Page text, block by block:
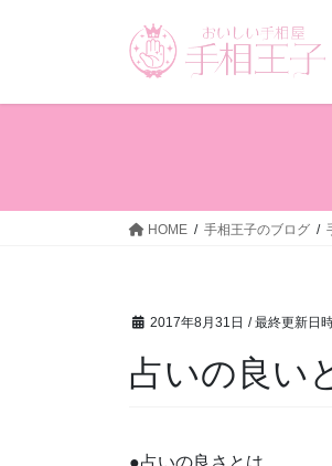
HOME 手相王子のブログ
2017年8月31日 / 最終更新日
占いの良い